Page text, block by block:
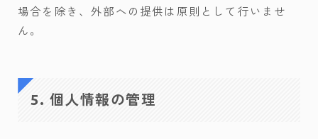
場合を除き、外部への提供は原則として行いませ
ん。
5. 個人情報の管理